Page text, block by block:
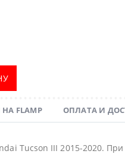
FLAMP ОПЛАТА И
Tucson III 2015-2020.